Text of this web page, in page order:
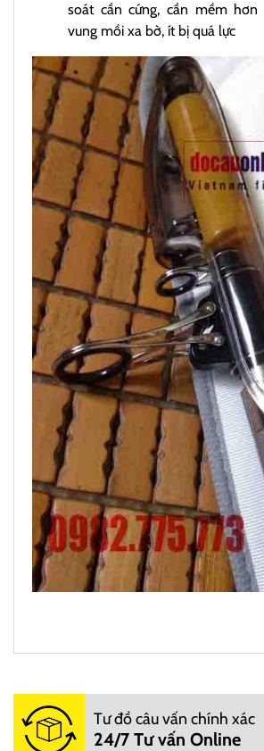
soát cần cứng, cần mềm hơn
vung mồi xa bờ, ít bị quá lực
Docauonline.comBán lẻ đồ câu
cửa hàng cung cấp cần câu, máy
Tư đồ câu vấn chính xác
24/7 Tư vấn Online